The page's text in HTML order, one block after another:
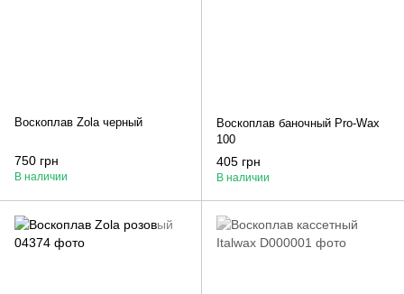
Воскоплав Zola черный
750 грн
В наличии
Воскоплав баночный Pro-Wax
100
405 грн
В наличии